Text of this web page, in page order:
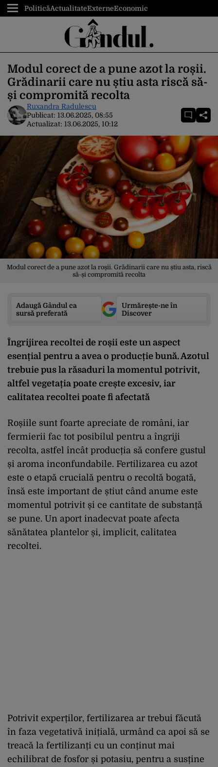
PoliticăActualitateExterneEconomic
Modul corect de a pune azot la roșii.
Grădinarii care nu știu asta riscă să-
și compromită recolta
Ruxandra Radulescu
Publicat: 13.06.2025, 08:55
Actualizat: 13.06.2025, 10:12
Modul corect de a pune azot la roșii. Grădinarii care nu știu asta, riscă
să-și compromită recolta
Adaugă Gândul ca
sursă preferată
Urmărește-ne în
Discover
Îngrijirea recoltei de roșii este un aspect
esențial pentru a avea o producție bună. Azotul
trebuie pus la răsaduri la momentul potrivit,
altfel vegetația poate crește excesiv, iar
calitatea recoltei poate fi afectată
Roșiile sunt foarte apreciate de români, iar
fermierii fac tot posibilul pentru a îngriji
recolta, astfel încât producția să confere gustul
și aroma inconfundabile. Fertilizarea cu azot
este o etapă crucială pentru o recoltă bogată,
însă este important de știut când anume este
momentul potrivit și ce cantitate de substanță
se pune. Un aport inadecvat poate afecta
sănătatea plantelor și, implicit, calitatea
recoltei.
Potrivit experților, fertilizarea ar trebui făcută
în faza vegetativă inițială, urmând ca apoi să se
treacă la fertilizanți cu un conținut mai
echilibrat de fosfor și potasiu, pentru a susține